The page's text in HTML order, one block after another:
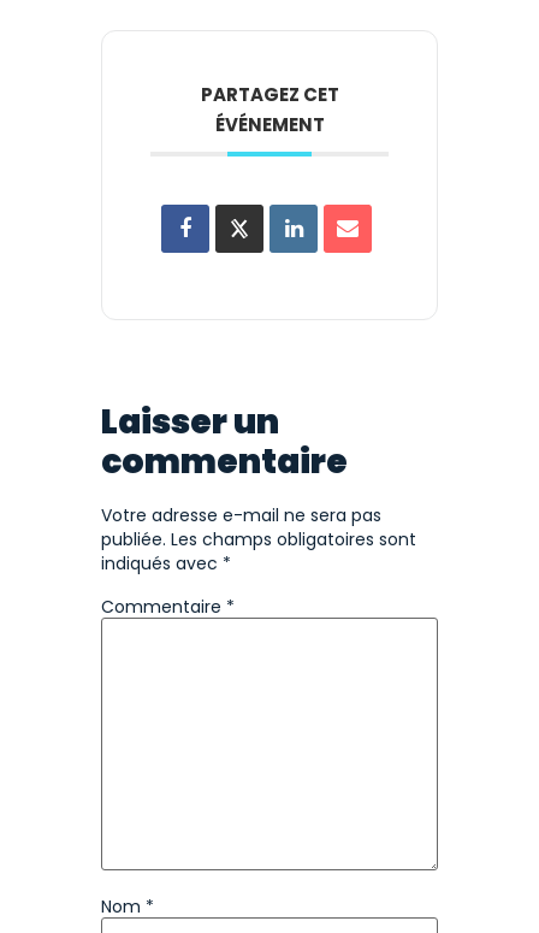
PARTAGEZ CET
ÉVÉNEMENT
Laisser un
commentaire
Votre adresse e-mail ne sera pas
publiée. Les champs obligatoires sont
indiqués avec *
Commentaire *
Nom *